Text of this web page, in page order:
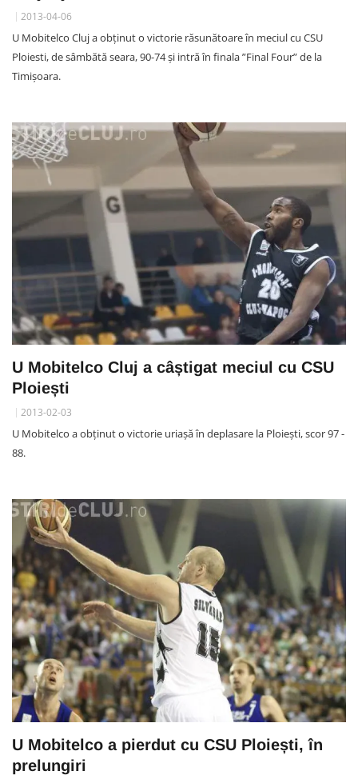
2013-04-06
U Mobitelco Cluj a obținut o victorie răsunătoare în meciul cu CSU
Ploiesti, de sâmbătă seara, 90-74 și intră în finala ”Final Four” de la
Timișoara.
U Mobitelco Cluj a câștigat meciul cu CSU
Ploiești
2013-02-03
U Mobitelco a obținut o victorie uriașă în deplasare la Ploiești, scor 97 -
88.
U Mobitelco a pierdut cu CSU Ploiești, în
prelungiri